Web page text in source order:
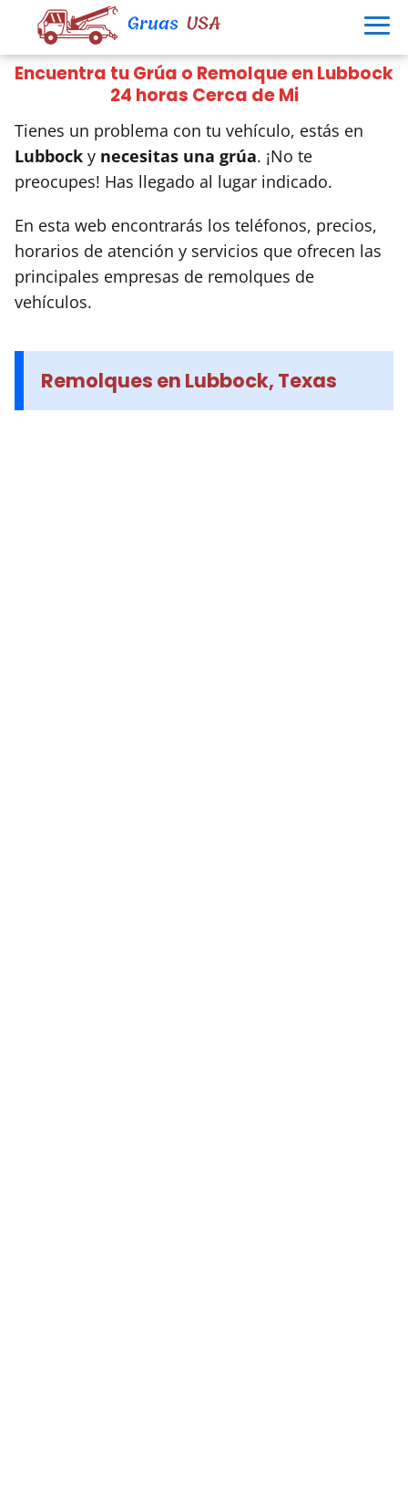
Encuentra tu Grúa o Remolque en Lubbock
24 horas Cerca de Mi
Tienes un problema con tu vehículo, estás en
Lubbock y necesitas una grúa. ¡No te
preocupes! Has llegado al lugar indicado.
En esta web encontrarás los teléfonos, precios,
horarios de atención y servicios que ofrecen las
principales empresas de remolques de
vehículos.
Remolques en Lubbock, Texas